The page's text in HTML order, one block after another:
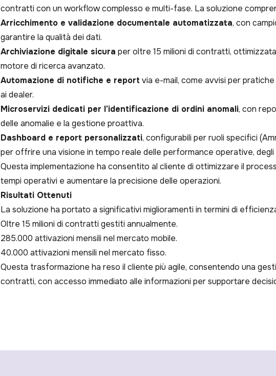
contratti con un workflow complesso e multi-fase. La soluzione
Arricchimento e validazione documentale automatizzata, con
garantire la qualità dei dati.
Archiviazione digitale sicura per oltre 15 milioni di contratti,
motore di ricerca avanzato.
Automazione di notifiche e report via e-mail, come avvisi per
ai dealer.
Microservizi dedicati per l’identificazione di ordini anomali, con
delle anomalie e la gestione proattiva.
Dashboard e report personalizzati, configurabili per ruoli specifici
per offrire una visione in tempo reale delle performance operative,
Questa implementazione ha consentito al cliente di ottimizzare il
tempi operativi e aumentare la precisione delle operazioni.
Risultati Ottenuti
La soluzione ha portato a significativi miglioramenti in termini di
Oltre 15 milioni di contratti gestiti annualmente.
285.000 attivazioni mensili nel mercato mobile.
40.000 attivazioni mensili nel mercato fisso.
Questa trasformazione ha reso il cliente più agile, consentendo una
contratti, con accesso immediato alle informazioni per supportare